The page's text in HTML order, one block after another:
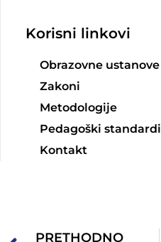
Korisni linkovi
Obrazovne ustanove
Zakoni
Metodologije
Pedagoški standardi
Kontakt
PRETHODNO